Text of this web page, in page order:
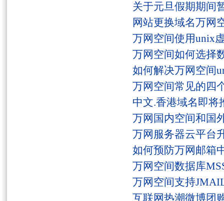
关于元旦假期期间
网站更换域名万网
万网空间使用unix
万网空间如何选择
如何解决万网空间
万网空间常见的四
中文.香港域名即将
万网国内空间和国
万网服务器云平台
如何预防万网邮箱
万网空间数据库
万网空间支持
互联网热潮微博团